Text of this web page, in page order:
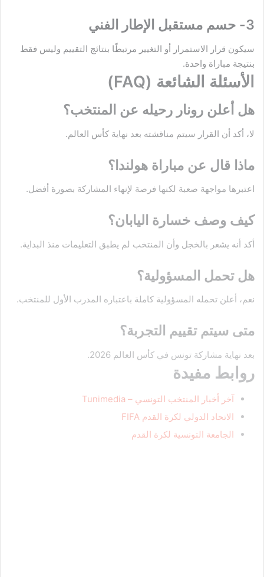
3- حسم مستقبل الإطار الفني
سيكون قرار الاستمرار أو التغيير مرتبطًا بنتائج التقييم وليس فقط
بنتيجة مباراة واحدة.
الأسئلة الشائعة (FAQ)
هل أعلن رونار رحيله عن المنتخب؟
لا، أكد أن القرار سيتم مناقشته بعد نهاية كأس العالم.
ماذا قال عن مباراة هولندا؟
اعتبرها مواجهة صعبة لكنها فرصة لإنهاء المشاركة بصورة أفضل.
كيف وصف خسارة اليابان؟
أكد أنه يشعر بالخجل وأن المنتخب لم يطبق التعليمات منذ البداية.
هل تحمل المسؤولية؟
نعم، أعلن تحمله المسؤولية كاملة باعتباره المدرب الأول للمنتخب.
متى سيتم تقييم التجربة؟
بعد نهاية مشاركة تونس في كأس العالم 2026.
روابط مفيدة
آخر أخبار المنتخب التونسي – Tunimedia
الاتحاد الدولي لكرة القدم FIFA
الجامعة التونسية لكرة القدم